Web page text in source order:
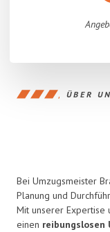
ÜBER
Bei Umzugsmeister
Planung und
Mit unserer Expertise
einen reibungslosen